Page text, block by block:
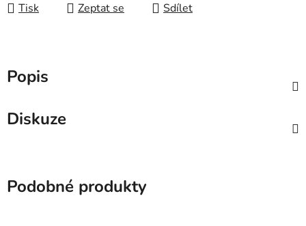
Tisk Zeptat se Sdílet
Popis
Diskuze
Podobné produkty